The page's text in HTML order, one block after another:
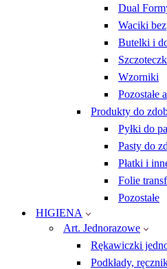
Dual
Waciki
Butelki i
Wzorniki
Pozostałe
Produkty do
Pyłki do
Pasty do
Płatki i
Folie
Pozostałe
HIGIENA
Art. Jednorazowe
Rękawiczki
Podkłady,